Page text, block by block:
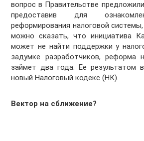
вопрос в Правительстве
предоставив для
реформирования налоговой
можно сказать, что инициатива
может не найти поддержки у
задумке разработчиков, реформа
займет два года. Ее результатом
новый Налоговый кодекс (НК).
Вектор на сближение?